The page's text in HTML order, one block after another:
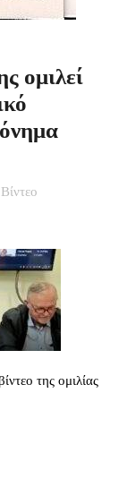
ομιλεί
Βίντεο
της ομιλίας